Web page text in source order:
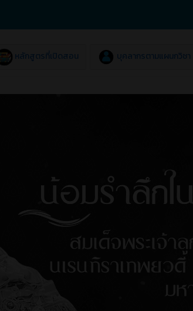
หลักสูตรที่เปิดสอน บุคลากรตามแผนกวิชา